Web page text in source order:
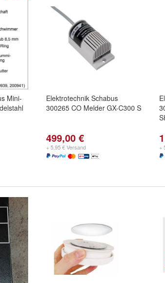
Mini-
Elektrotechnik Schabus
300265 CO Melder GX-C300 S
499,00 €
+ 5,95 € Versand +